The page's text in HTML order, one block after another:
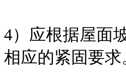
4）应根据屋面
相应的紧固要求